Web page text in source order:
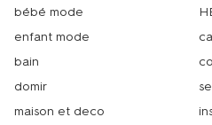
bébé mode
enfant mode
bain
domir
maison et deco